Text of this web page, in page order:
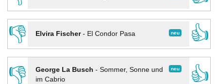
👎
neu
Elvira Fischer- El Condor Pasa
👍
👎
neu
George La Busch - Sommer, Sonne und
im Cabrio
👍